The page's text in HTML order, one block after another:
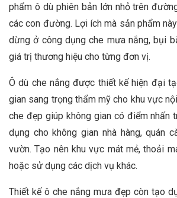
phẩm ô dù phiên bản lớn nhỏ trên
các con đường. Lợi ích mà sản phẩm
dừng ở công dụng che mưa nắng, bụi
giá trị thương hiệu cho từng đơn vị.
Ô dù che nắng được thiết kế hiện đại
gian sang trọng thẩm mỹ cho khu vực
che đẹp giúp không gian có điểm nhấn
dụng cho không gian nhà hàng, quán
vườn. Tạo nên khu vực mát mẻ, thoải
hoặc sử dụng các dịch vụ khác.
Thiết kế ô che nắng mưa đẹp còn tạo